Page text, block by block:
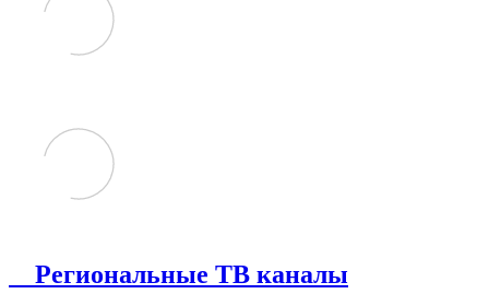
Региональные ТВ каналы